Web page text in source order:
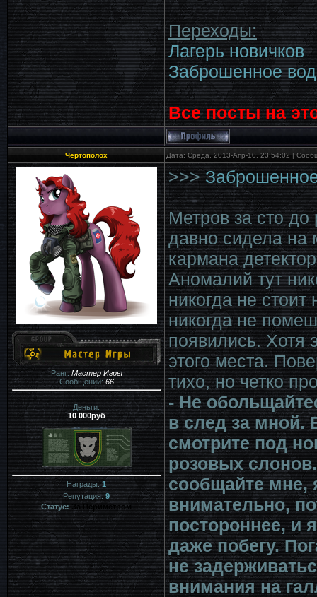
Переходы:
Лагерь новичков
Заброшенное
Все посты на
Чертополох Дата: Среда, 2013-Апр-10, 23:54:02 |
Ранг: Мастер Игры
Сообщений: 66
Деньги:
10 000руб
Награды:1
Репутация:9
Статус:
За Периметром
>>>
Метров за сто до
давно сидела на
кармана
Аномалий тут
никогда не
никогда не
появились. Хотя
этого места.
тихо, но четко
- Не
в след за мной.
смотрите под
розовых
сообщайте мне,
внимательно,
постороннее, и
даже побегу.
не
внимания на